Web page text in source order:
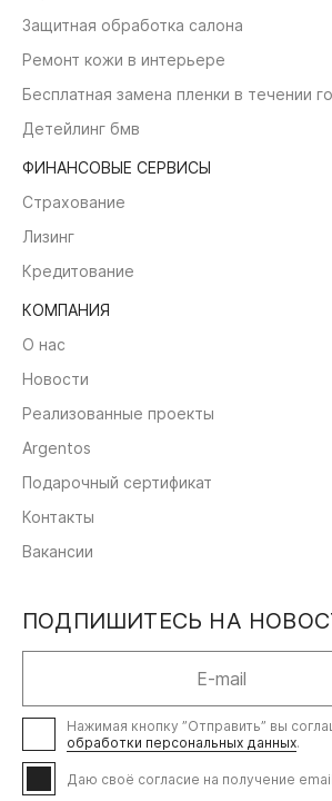
Защитная обработка салона
Ремонт кожи в интерьере
Бесплатная замена пленки в течении
Детейлинг бмв
КОМПАНИЯ
О нас
Новости
Реализованные проекты
Argentos
Подарочный сертификат
Контакты
Вакансии
ФИНАНСОВЫЕ СЕРВИСЫ
Страхование
Лизинг
Кредитование
ПОДПИШИТЕСЬ НА
Нажимая кнопку ”Отправить” вы
обработки персональных данных.
Даю своё согласие на получение